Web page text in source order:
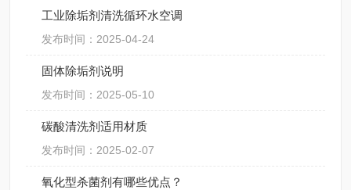
工业除垢剂清洗循环水空调
发布时间：2025-04-24
固体除垢剂说明
发布时间：2025-05-10
碳酸清洗剂适用材质
发布时间：2025-02-07
氧化型杀菌剂有哪些优点？